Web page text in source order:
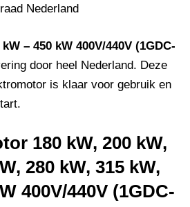
– 450 kW 400V/440V (1GDC-
door heel Nederland. Deze
is klaar voor gebruik en
180 kW, 200 kW,
280 kW, 315 kW,
400V/440V (1GDC-